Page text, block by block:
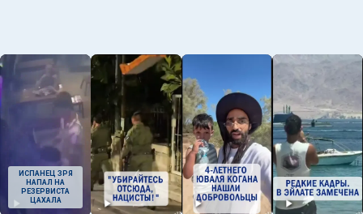
ИСПАНЕЦ ЗРЯ
НАПАЛ НА
РЕЗЕРВИСТА
ЦАХАЛА